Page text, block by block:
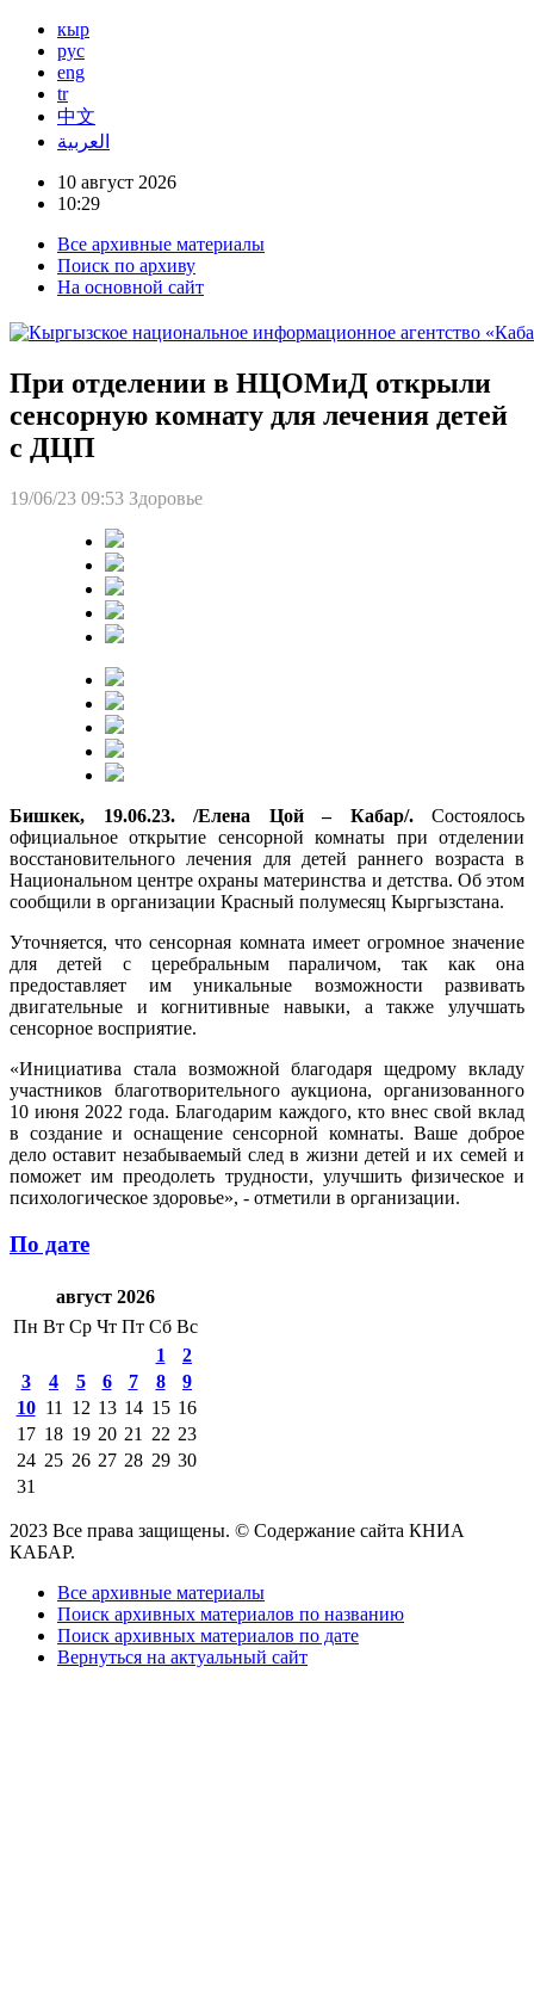
кыр
рус
eng
tr
中文
العربية
10 август 2026
10:29
Все архивные материалы
Поиск по архиву
На основной сайт
При отделении в НЦОМиД открыли
сенсорную комнату для лечения детей
с ДЦП
19/06/23 09:53 Здоровье
Бишкек, 19.06.23. /Елена Цой – Кабар/.Состоялось
официальное открытие сенсорной комнаты при отделении
восстановительного лечения для детей раннего возраста в
Национальном центре охраны материнства и детства. Об этом
сообщили в организации Красный полумесяц Кыргызстана.
Уточняется, что сенсорная комната имеет огромное значение
для детей с церебральным параличом, так как она
предоставляет им уникальные возможности развивать
двигательные и когнитивные навыки, а также улучшать
сенсорное восприятие.
«Инициатива стала возможной благодаря щедрому вкладу
участников благотворительного аукциона, организованного
10 июня 2022 года. Благодарим каждого, кто внес свой вклад
в создание и оснащение сенсорной комнаты. Ваше доброе
дело оставит незабываемый след в жизни детей и их семей и
поможет им преодолеть трудности, улучшить физическое и
психологическое здоровье», - отметили в организации.
По дате
август 2026
Пн Вт Ср Чт Пт Сб Вс
1
2
3
4 5 6 7 8
9
10 11 12 13 14 15 16
17 18 19 20 21 22 23
24 25 26 27 28 29 30
31
2023 Все права защищены. © Содержание сайта КНИА
КАБАР.
Все архивные материалы
Поиск архивных материалов по названию
Поиск архивных материалов по дате
Вернуться на актуальный сайт